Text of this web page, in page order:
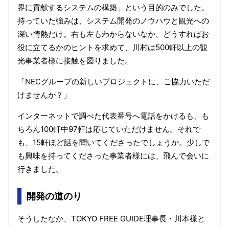
界に貢献するシステムの構築」という目的のみでした。
持っていた強みは、システム開発のノウハウと観光への
深い情熱だけ。右も左もわからないなか、どうすればお
役に立てるかのヒントを求めて、川村は500軒以上の観
光事業者様に接触を図りました。
「NECグループの新しいプロジェクトに、ご協力いただ
けませんか？」
インターネットで調べた代表番号へ電話をかけるも、も
ちろん100軒中97軒は応じていただけません。それで
も、15軒ほど話を聞いてくださったでしょうか。少しで
も興味を持ってくださった事業者様には、飛んで会いに
行きました。
開発の道のり
そうしたなか、TOKYO FREE GUIDE理事長・川本様と